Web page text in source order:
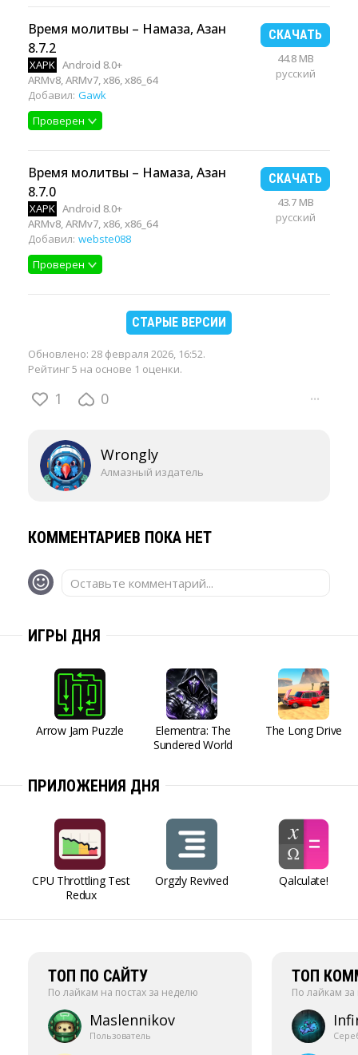
Время молитвы – Намаза, Азан
8.7.2
XAPK Android 8.0+
ARMv8, ARMv7, x86, x86_64
Добавил: Gawk
Проверен
СКАЧАТЬ
44.8 MB
русский
Время молитвы – Намаза, Азан
8.7.0
XAPK Android 8.0+
ARMv8, ARMv7, x86, x86_64
Добавил: webste088
Проверен
СКАЧАТЬ
43.7 MB
русский
СТАРЫЕ ВЕРСИИ
Обновлено: 28 февраля 2026, 16:52.
Рейтинг 5 на основе 1 оценки.
1 0 ···
Wrongly
Алмазный издатель
КОММЕНТАРИЕВ ПОКА НЕТ
Оставьте комментарий...
ИГРЫ ДНЯ
Arrow Jam Puzzle
Elementra: The
Sundered World
The Long Drive
ПРИЛОЖЕНИЯ ДНЯ
CPU Throttling Test
Redux
Orgzly Revived Qalculate!
ТОП ПО САЙТУ
По лайкам на постах за неделю
Maslennikov
Пользователь
ТОП
По лайкам